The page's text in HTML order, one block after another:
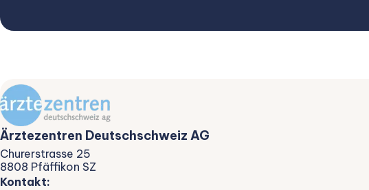
Ärztezentren Deutschschweiz AG
Churerstrasse 25
8808 Pfäffikon SZ
Kontakt: